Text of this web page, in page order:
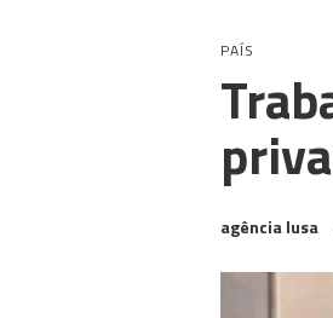
PAÍS
agência lusa